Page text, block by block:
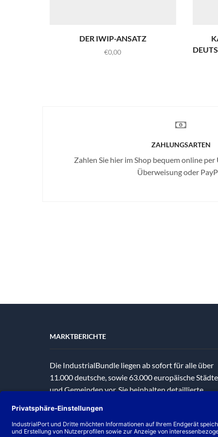
DER IWIP-ANSATZ
€0,00
ZAHLUNGSARTEN
Zahlen Sie hier im Shop bequem online
Überweisung oder
MARKTBERICHTE
Die IndustrialBundle liegen ab sofort für alle über
11.000 deutsche, sowie 63.000 europäische Städte
und Gemeinden vor. Sie beinhalten detaillierte
Standorteignungen, Mietpreisen,
Liegenschaftszinsen und statistische Basisdaten.